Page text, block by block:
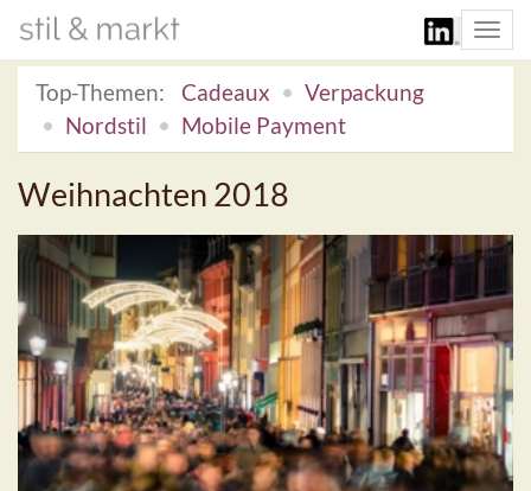
Top-Themen:
Cadeaux
Verpackung
Nordstil
Mobile Payment
Weihnachten 2018